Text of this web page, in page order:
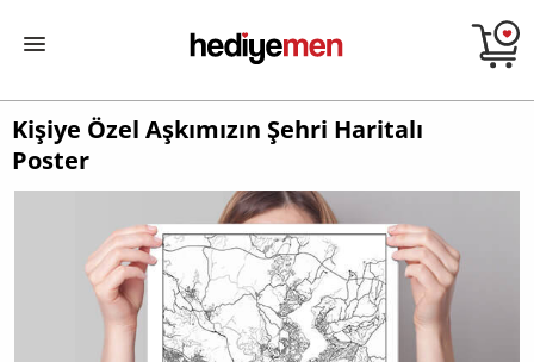
Kişiye Özel Aşkımızın Şehri Haritalı
Poster